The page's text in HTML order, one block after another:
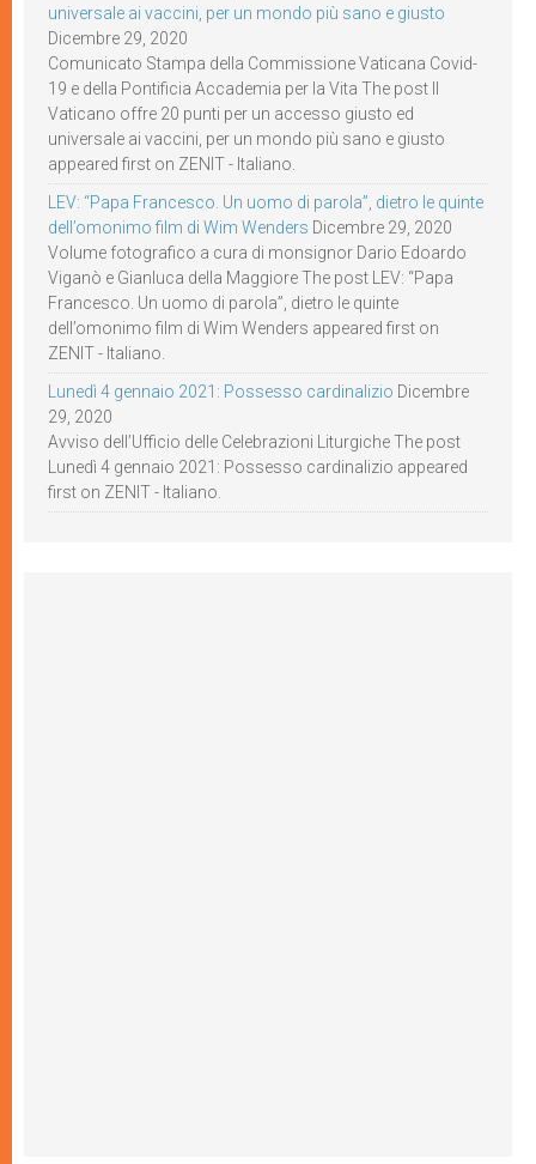
universale ai vaccini, per un mondo più sano e giusto
Dicembre 29, 2020
Comunicato Stampa della Commissione Vaticana Covid-
19 e della Pontificia Accademia per la Vita The post Il
Vaticano offre 20 punti per un accesso giusto ed
universale ai vaccini, per un mondo più sano e giusto
appeared first on ZENIT - Italiano.
LEV: “Papa Francesco. Un uomo di parola”, dietro le quinte
dell’omonimo film di Wim Wenders Dicembre 29, 2020
Volume fotografico a cura di monsignor Dario Edoardo
Viganò e Gianluca della Maggiore The post LEV: “Papa
Francesco. Un uomo di parola”, dietro le quinte
dell’omonimo film di Wim Wenders appeared first on
ZENIT - Italiano.
Lunedì 4 gennaio 2021: Possesso cardinalizio Dicembre
29, 2020
Avviso dell’Ufficio delle Celebrazioni Liturgiche The post
Lunedì 4 gennaio 2021: Possesso cardinalizio appeared
first on ZENIT - Italiano.